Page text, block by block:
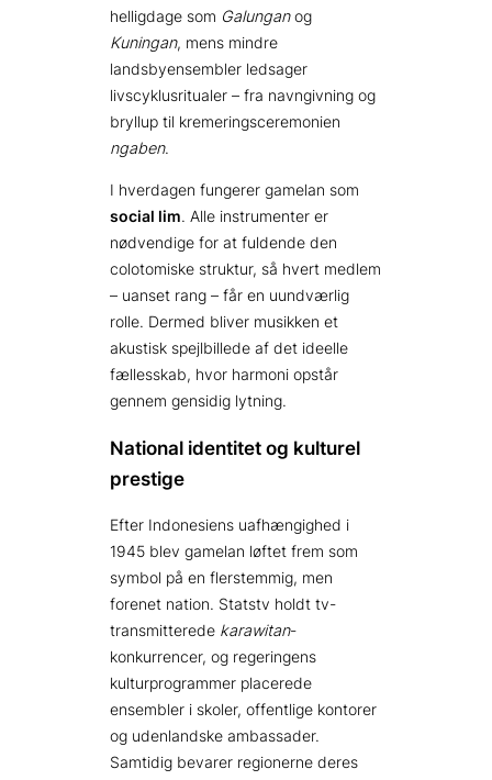
helligdage som Galunganog
Kuningan, mens mindre
landsbyensembler ledsager
livscyklusritualer – fra navngivning og
bryllup til kremeringsceremonien
ngaben.
I hverdagen fungerer gamelan som
social lim. Alle instrumenter er
nødvendige for at fuldende den
colotomiske struktur, så hvert medlem
– uanset rang – får en uundværlig
rolle. Dermed bliver musikken et
akustisk spejlbillede af det ideelle
fællesskab, hvor harmoni opstår
gennem gensidig lytning.
National identitet og kulturel
prestige
Efter Indonesiens uafhængighed i
1945 blev gamelan løftet frem som
symbol på en flerstemmig, men
forenet nation. Statstv holdt tv-
transmitterede karawitan-
konkurrencer, og regeringens
kulturprogrammer placerede
ensembler i skoler, offentlige kontorer
og udenlandske ambassader.
Samtidig bevarer regionerne deres